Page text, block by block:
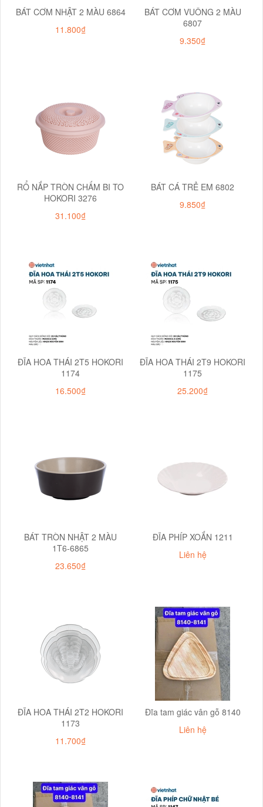
BÁT CƠM NHẬT 2 MÀU 6864
11.800₫
BÁT CƠM VUÔNG 2 MÀU
6807
9.350₫
RỔ NẮP TRÒN CHẤM BI TO
HOKORI 3276
31.100₫
BÁT CÁ TRẺ EM 6802
9.850₫
ĐĨA HOA THÁI 2T5 HOKORI
1174
16.500₫
ĐĨA HOA THÁI 2T9 HOKORI
1175
25.200₫
BÁT TRÒN NHẬT 2 MÀU
1T6-6865
23.650₫
ĐĨA PHÍP XOẮN 1211
Liên hệ
ĐĨA HOA THÁI 2T2 HOKORI
1173
11.700₫
Đĩa tam giác vân gỗ 8140
Liên hệ